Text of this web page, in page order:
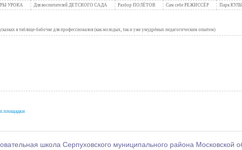
УРОКА Для воспитателей ДЕТСКОГО САДА Разбор ПОЛЁТОВ Сам себе РЕЖИССЁР Парк
в таблице-бабочке для профессионалов (как молодых, так и уже умудрёных педагогическим опытом)
школа Серпуховского муниципального района Московской